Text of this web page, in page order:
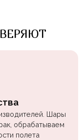
Шары
обрабатываем
полета